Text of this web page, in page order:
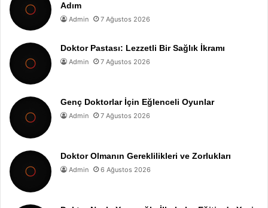
Adım
Admin 7 Ağustos 2026
Doktor Pastası: Lezzetli Bir Sağlık İkramı
Admin 7 Ağustos 2026
Genç Doktorlar İçin Eğlenceli Oyunlar
Admin 7 Ağustos 2026
Doktor Olmanın Gereklilikleri ve Zorlukları
Admin 6 Ağustos 2026